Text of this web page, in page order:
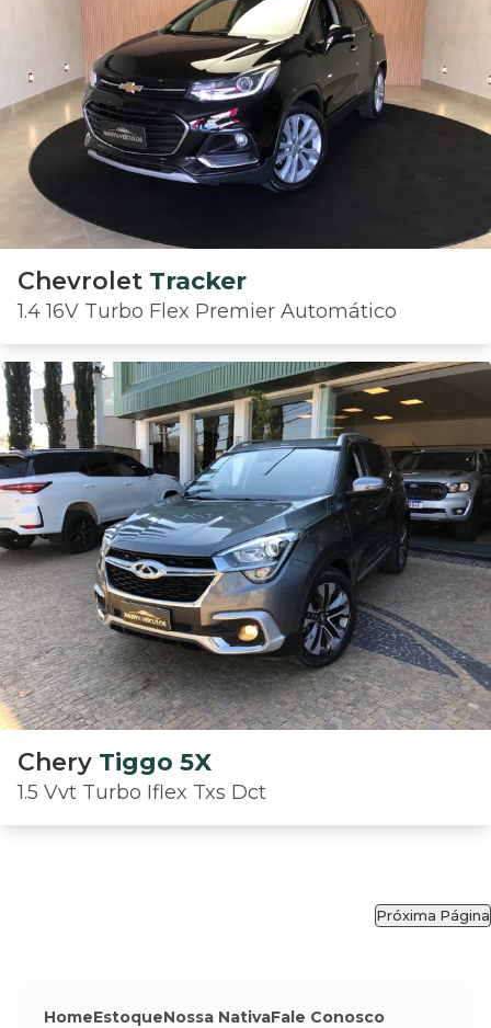
Chevrolet Tracker
1.4 16V Turbo Flex Premier Automático
Chery Tiggo 5X
1.5 Vvt Turbo Iflex Txs Dct
Próxima Página
HomeEstoqueNossa NativaFale Conosco